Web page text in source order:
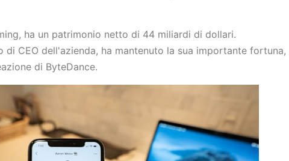
ha un patrimonio netto di 44 miliardi di dollari.
CEO dell'azienda, ha mantenuto la sua importante fortuna,
di ByteDance.